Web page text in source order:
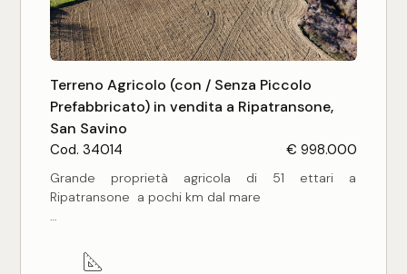
Terreno Agricolo (con / Senza Piccolo
Prefabbricato) in vendita a Ripatransone,
San Savino
Cod. 34014 € 998.000
Grande proprietà agricola di 51 ettari a
Ripatransone  a pochi km dal mare
distanza dalla costa adriatica, proponiamo in